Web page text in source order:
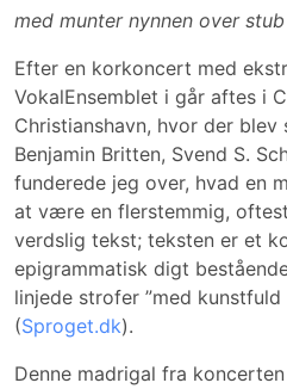
med munter nynnen over
Efter en korkoncert med
VokalEnsemblet i går aftes i
Christianshavn, hvor der
Benjamin Britten, Svend S.
funderede jeg over, hvad en
at være en flerstemmig,
verdslig tekst; teksten er et
epigrammatisk digt
linjede strofer ”med kunstfuld
(Sproget.dk).
Denne madrigal fra